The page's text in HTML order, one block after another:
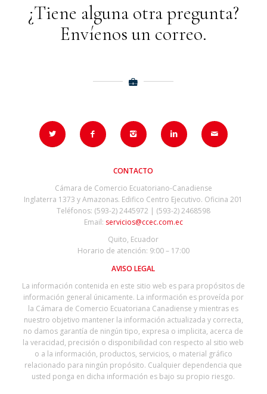
¿Tiene alguna otra pregunta?
Envíenos un correo.
CONTACTO
Cámara de Comercio Ecuatoriano-Canadiense
Inglaterra 1373 y Amazonas. Edifico Centro Ejecutivo. Oficina 201
Teléfonos: (593-2) 2445972 | (593-2) 2468598
Email: servicios@ccec.com.ec
Quito, Ecuador
Horario de atención: 9:00 – 17:00
AVISO LEGAL
La información contenida en este sitio web es para propósitos de
información general únicamente. La información es proveída por
la Cámara de Comercio Ecuatoriana Canadiense y mientras es
nuestro objetivo mantener la información actualizada y correcta,
no damos garantía de ningún tipo, expresa o implicita, acerca de
la veracidad, precisión o disponibilidad con respecto al sitio web
o a la información, productos, servicios, o material gráfico
relacionado para ningún propósito. Cualquier dependencia que
usted ponga en dicha información es bajo su propio riesgo.